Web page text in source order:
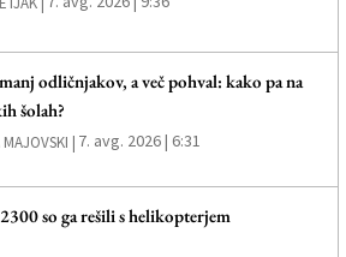
odličnjakov, a več pohval: kako pa na
šolah?
| 7. avg. 2026 | 6:31
so ga rešili s helikopterjem